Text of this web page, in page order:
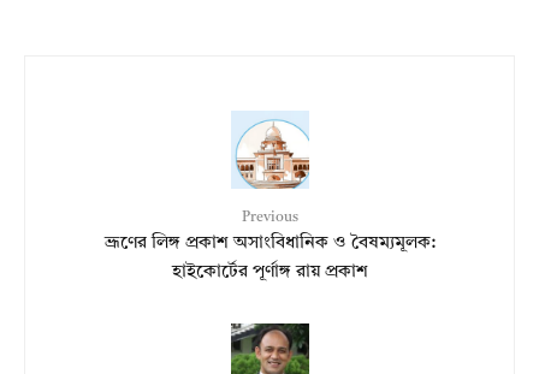
Previous
ভ্রূণের লিঙ্গ প্রকাশ অসাংবিধানিক ও বৈষম্যমূলক:
হাইকোর্টের পূর্ণাঙ্গ রায় প্রকাশ